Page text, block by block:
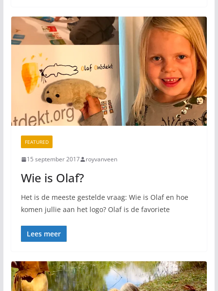
FEATURED
15 september 2017 royvanveen
Wie is Olaf?
Het is de meeste gestelde vraag: Wie is Olaf en hoe
komen jullie aan het logo? Olaf is de favoriete
Lees meer